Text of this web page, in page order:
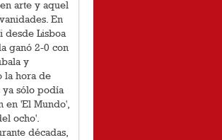
arte y aquel
En
desde Lisboa
ganó 2-0 con
y
la hora de
ya sólo podía
en 'El Mundo',
ocho'.
décadas,